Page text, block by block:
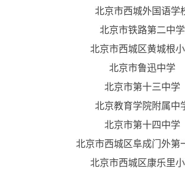
北京市西城外国语学
北京市铁路第二中学
北京市西城区黄城根
北京市鲁迅中学
北京市第十三中学
北京教育学院附属中
北京市第十四中学
北京市西城区阜成门外第
北京市西城区康乐里